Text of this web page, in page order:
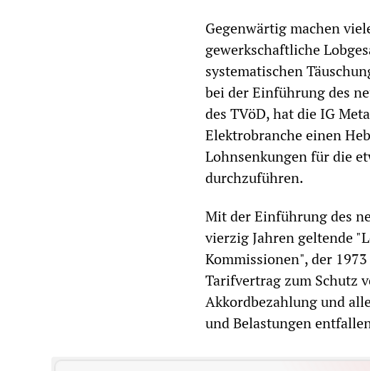
Gegenwärtig machen
gewerkschaftliche
systematischen
bei der Einführung des
des TVöD, hat die IG
Elektrobranche einen
Lohnsenkungen für die
durchzuführen.
Mit der Einführung des
vierzig Jahren geltende
Kommissionen", der
Tarifvertrag zum Schutz
Akkordbezahlung und
und Belastungen